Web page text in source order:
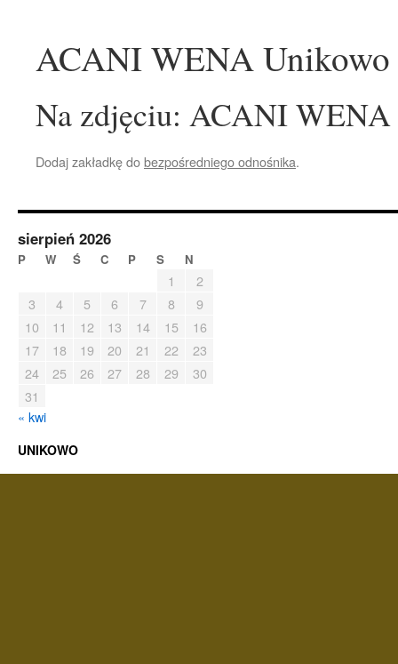
ACANI WENA
Na zdjęciu: ACANI
Dodaj zakładkę dobezpośredniego odnośnika.
sierpień 2026
P W Ś C P S N
1
2
3
4 5 6 7 8
9
10
11 12 13 14 15
16
17
18 19 20 21 22
23
24
25 26 27 28 29
30
31
« kwi
UNIKOWO